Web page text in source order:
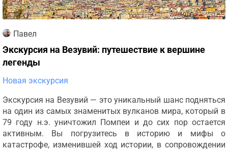
Павел
Экскурсия на Везувий: путешествие к вершине
легенды
Новая экскурсия
Экскурсия на Везувий — это уникальный шанс подняться
на один из самых знаменитых вулканов мира, который в
79 году н.э. уничтожил Помпеи и до сих пор остается
активным. Вы погрузитесь в историю и мифы о
катастрофе, изменившей ход истории, в сопровождении